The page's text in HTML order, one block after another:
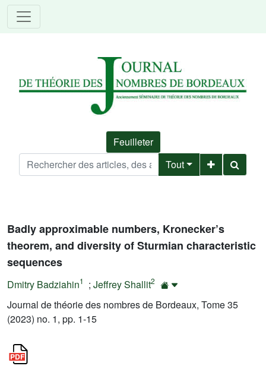
Feuilleter
Tout
Badly approximable numbers, Kronecker’s
theorem, and diversity of Sturmian characteristic
sequences
Dmitry Badziahin1 ; Jeffrey Shallit2
Journal de théorie des nombres de Bordeaux, Tome 35
(2023) no. 1, pp. 1-15